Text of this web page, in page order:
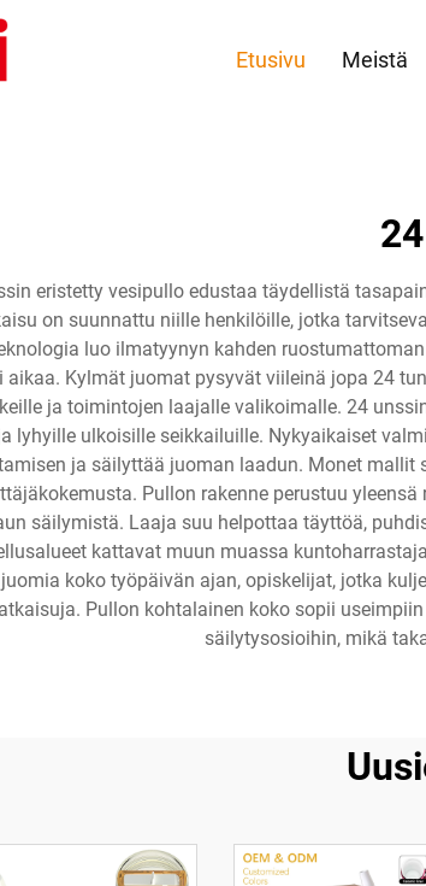
Etusivu Meistä
eristetty vesipullo edustaa täydellistä
on suunnattu niille henkilöille, jotka
luo ilmatyynyn kahden
aikaa. Kylmät juomat pysyvät viileinä jopa 24
ja toimintojen laajalle valikoimalle. 24
lyhyille ulkoisille seikkailuille. Nykyaikaiset
ja säilyttää juoman laadun. Monet
Pullon rakenne perustuu
säilymistä. Laaja suu helpottaa täyttöä,
kattavat muun muassa
koko työpäivän ajan, opiskelijat, jotka
Pullon kohtalainen koko sopii
säilytysosioihin, mikä